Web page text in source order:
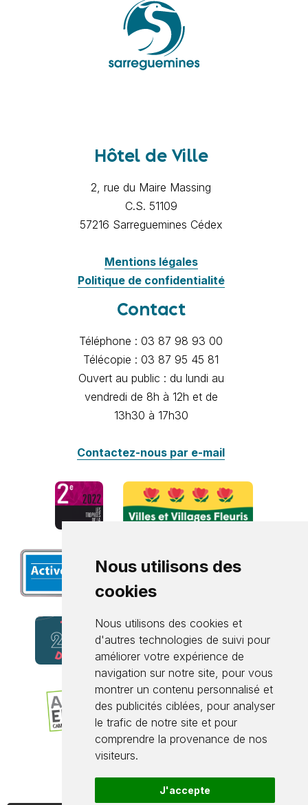
Nous utilisons des
cookies
Nous utilisons des cookies et
d'autres technologies de suivi pour
améliorer votre expérience de
navigation sur notre site, pour vous
montrer un contenu personnalisé et
des publicités ciblées, pour analyser
le trafic de notre site et pour
comprendre la provenance de nos
visiteurs.
J'accepte
Hôtel de Ville
2, rue du Maire Massing
C.S. 51109
57216 Sarreguemines Cédex
Mentions légales
Politique de confidentialité
Contact
Téléphone : 03 87 98 93 00
Télécopie : 03 87 95 45 81
Ouvert au public : du lundi au
vendredi de 8h à 12h et de
13h30 à 17h30
Contactez-nous par e-mail